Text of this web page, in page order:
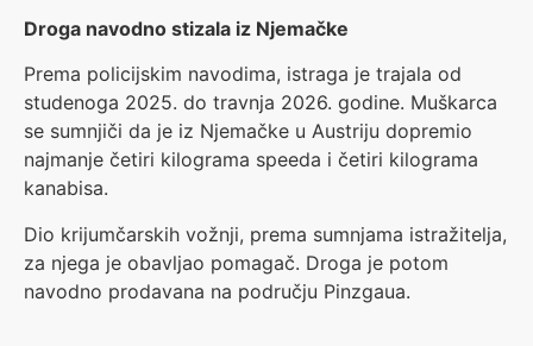
Droga navodno stizala iz Njemačke
Prema policijskim navodima, istraga je trajala od
studenoga 2025. do travnja 2026. godine. Muškarca
se sumnjiči da je iz Njemačke u Austriju dopremio
najmanje četiri kilograma speeda i četiri kilograma
kanabisa.
Dio krijumčarskih vožnji, prema sumnjama istražitelja,
za njega je obavljao pomagač. Droga je potom
navodno prodavana na području Pinzgaua.